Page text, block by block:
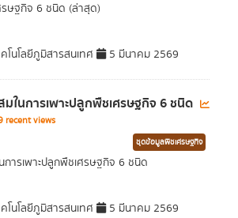
ษฐกิจ 6 ชนิด (ล่าสุด)
โนโลยีภูมิสารสนเทศ 5 มีนาคม 2569
ในการเพาะปลูกพืชเศรษฐกิจ 6 ชนิด
recent views
ชุดข้อมูลพืชเศรษฐกิจ
การเพาะปลูกพืชเศรษฐกิจ 6 ชนิด
โนโลยีภูมิสารสนเทศ 5 มีนาคม 2569